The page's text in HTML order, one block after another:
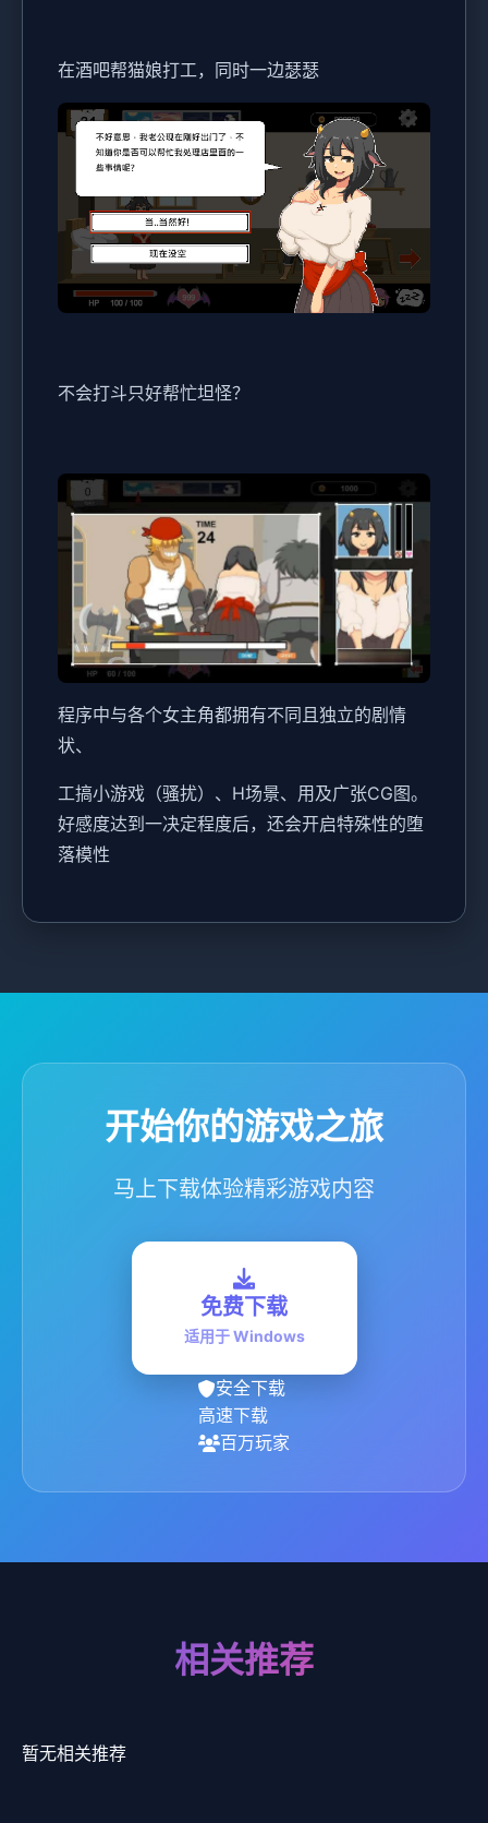
在酒吧帮猫娘打工，同时一边瑟瑟
不会打斗只好帮忙坦怪？
程序中与各个女主角都拥有不同且独立的剧情
状、
工搞小游戏（骚扰）、H场景、用及广张CG图。
好感度达到一决定程度后，还会开启特殊性的堕
落模性
开始你的游戏之旅
马上下载体验精彩游戏内容
免费下载
适用于 Windows
安全下载
高速下载
百万玩家
相关推荐
暂无相关推荐